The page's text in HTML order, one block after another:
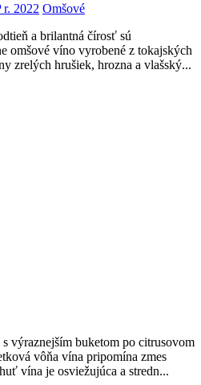
2022 Omšové
a brilantná čírosť sú
omšové víno vyrobené z tokajských
zrelých hrušiek, hrozna a vlašský...
výraznejším buketom po citrusovom
vôňa vína pripomína zmes
vína je osviežujúca a stredn...